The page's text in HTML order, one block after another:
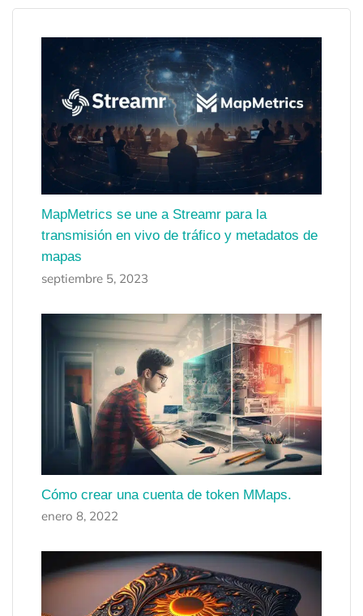
MapMetrics se une a Streamr para la
transmisión en vivo de tráfico y metadatos de
mapas
septiembre 5, 2023
Cómo crear una cuenta de token MMaps.
enero 8, 2022